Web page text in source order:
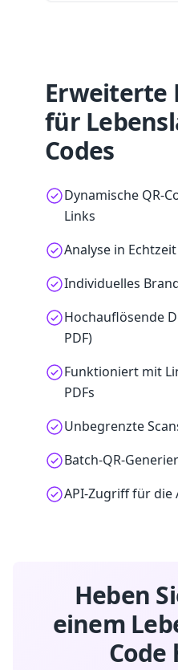
Erweiterte
für
Codes
Dynamische QR-
Links
Analyse in Echtzeit
Individuelles
Hochauflösende
PDF)
Funktioniert mit
PDFs
Unbegrenzte
Batch-QR-
API-Zugriff für
Heben
einem